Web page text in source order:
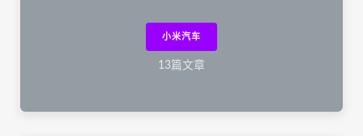
小米汽车
13篇文章